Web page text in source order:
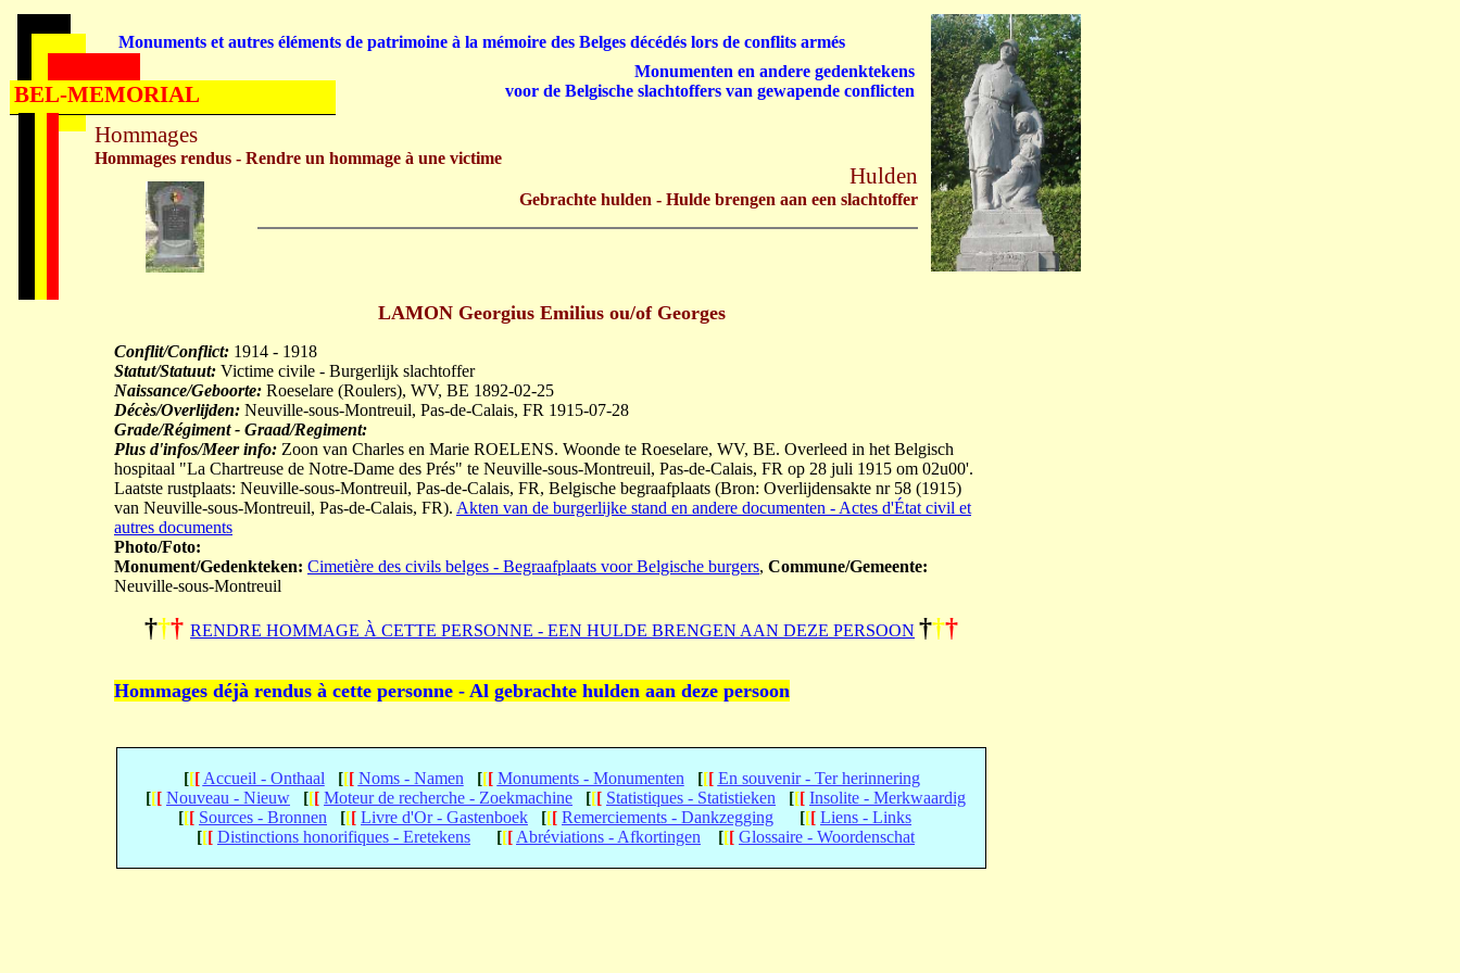
LAMON Georgius Emilius ou/of Georges
Conflit/Conflict: 1914 - 1918
Statut/Statuut: Victime civile - Burgerlijk slachtoffer
Naissance/Geboorte: Roeselare (Roulers), WV, BE 1892-02-25
Décès/Overlijden: Neuville-sous-Montreuil, Pas-de-Calais, FR 1915-07-28
Grade/Régiment - Graad/Regiment:
Plus d'infos/Meer info: Zoon van Charles en Marie ROELENS. Woonde te Roeselare, WV, BE. Overleed in het Belgisch
hospitaal "La Chartreuse de Notre-Dame des Prés" te Neuville-sous-Montreuil, Pas-de-Calais, FR op 28 juli 1915 om 02u00'.
Laatste rustplaats: Neuville-sous-Montreuil, Pas-de-Calais, FR, Belgische begraafplaats (Bron: Overlijdensakte nr 58 (1915)
van Neuville-sous-Montreuil, Pas-de-Calais, FR). Akten van de burgerlijke stand en andere documenten - Actes d'État civil et
autres documents
Photo/Foto:
Monument/Gedenkteken: Cimetière des civils belges - Begraafplaats voor Belgische burgers, Commune/Gemeente:
Neuville-sous-Montreuil
††† RENDRE HOMMAGE À CETTE PERSONNE - EEN HULDE BRENGEN AAN DEZE PERSOON †††
Hommages déjà rendus à cette personne - Al gebrachte hulden aan deze persoon
[[[ Accueil - Onthaal [[[ Noms - Namen [[[ Monuments - Monumenten [[[ En souvenir - Ter herinnering
[[[ Nouveau - Nieuw [[[ Moteur de recherche - Zoekmachine [[[ Statistiques - Statistieken [[[ Insolite - Merkwaardig
[[[ Sources - Bronnen [[[ Livre d'Or - Gastenboek [[[ Remerciements - Dankzegging [[[ Liens - Links
[[[ Distinctions honorifiques - Eretekens [[[ Abréviations - Afkortingen [[[ Glossaire - Woordenschat
Hommages
Hommages rendus - Rendre un hommage à une victime
Hulden
Gebrachte hulden - Hulde brengen aan een slachtoffer
Monuments et autres éléments de patrimoine à la mémoire des Belges décédés lors de conflits armés
Monumenten en andere gedenktekens
voor de Belgische slachtoffers van gewapende conflicten
BEL-MEMORIAL